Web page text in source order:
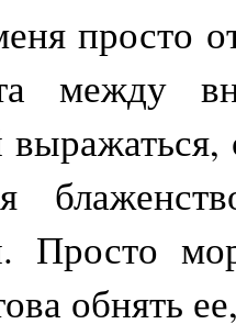
просто
между
Просто
обнять